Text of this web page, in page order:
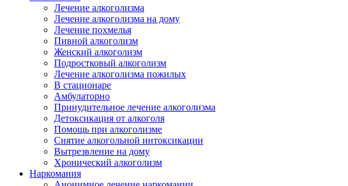
Лечение алкоголизма
Лечение алкоголизма на дому
Лечение похмелья
Пивной алкоголизм
Женский алкоголизм
Подростковый алкоголизм
Лечение алкоголизма пожилых
В стационаре
Амбулаторно
Принудительное лечение алкоголизма
Детоксикация от алкоголя
Помощь при алкоголизме
Снятие алкогольной интоксикации
Вытрезвление на дому
Хронический алкоголизм
Наркомания